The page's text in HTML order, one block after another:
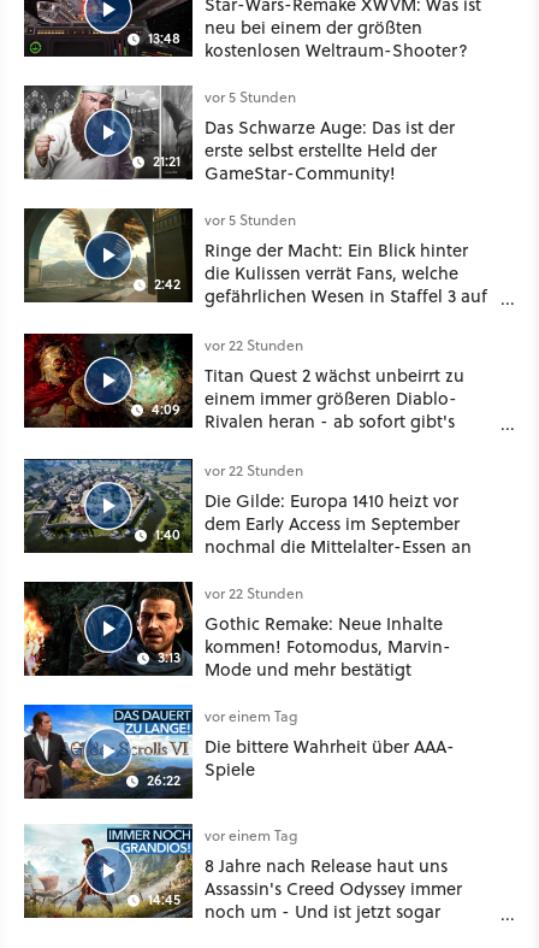
13:48
neu bei einem der größten
kostenlosen Weltraum-Shooter?
21:21
vor 5 Stunden
Das Schwarze Auge: Das ist der
erste selbst erstellte Held der
GameStar-Community!
2:42
vor 5 Stunden
Ringe der Macht: Ein Blick hinter
die Kulissen verrät Fans, welche
gefährlichen Wesen in Staffel 3 auf
4:09
vor 22 Stunden
Titan Quest 2 wächst unbeirrt zu
einem immer größeren Diablo-
Rivalen heran - ab sofort gibt's
Klasse
1:40
vor 22 Stunden
Die Gilde: Europa 1410 heizt vor
dem Early Access im September
nochmal die Mittelalter-Essen an
3:13
vor 22 Stunden
Gothic Remake: Neue Inhalte
kommen! Fotomodus, Marvin-
Mode und mehr bestätigt
26:22
vor einem Tag
Die bittere Wahrheit über AAA-
Spiele
14:45
vor einem Tag
8 Jahre nach Release haut uns
Assassin's Creed Odyssey immer
noch um - Und ist jetzt sogar